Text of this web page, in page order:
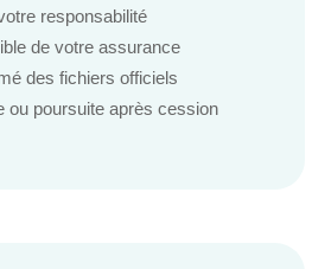
responsabilité
de votre assurance
des fichiers officiels
ou poursuite après cession